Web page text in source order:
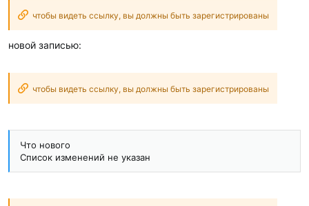
чтобы видеть ссылку, вы должны быть зарегистрированы
новой записью:
чтобы видеть ссылку, вы должны быть зарегистрированы
Что нового
Список изменений не указан